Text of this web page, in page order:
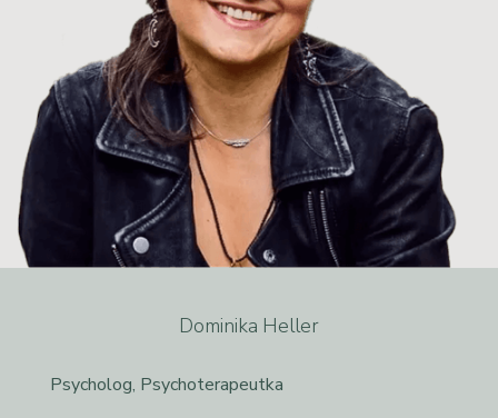
Dominika Heller
Psycholog, Psychoterapeutka